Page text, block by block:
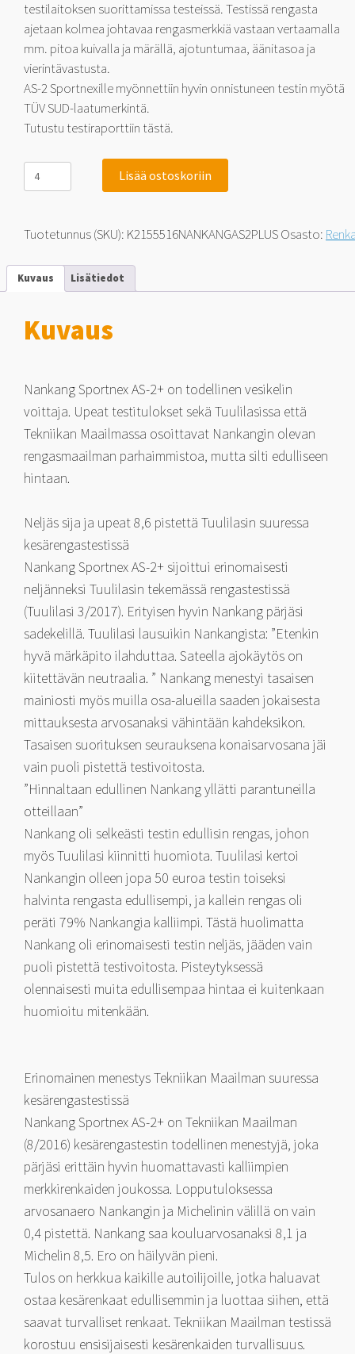
testilaitoksen suorittamissa testeissä. Testissä rengasta
ajetaan kolmea johtavaa rengasmerkkiä vastaan vertaamalla
mm. pitoa kuivalla ja märällä, ajotuntumaa, äänitasoa ja
vierintävastusta.
AS-2 Sportnexille myönnettiin hyvin onnistuneen testin myötä
TÜV SUD-laatumerkintä.
Tutustu testiraporttiin tästä.
Nankang
Sportnex
AS-
ja
testimenestys
215/55-
Lisää ostoskoriin
Tuotetunnus (SKU): K2155516NANKANGAS2PLUSOsasto:
Kuvaus Lisätiedot
Kuvaus
Nankang Sportnex AS-2+ on todellinen vesikelin
voittaja. Upeat testitulokset sekä Tuulilasissa että
Tekniikan Maailmassa osoittavat Nankangin olevan
rengasmaailman parhaimmistoa, mutta silti edulliseen
hintaan.
Neljäs sija ja upeat 8,6 pistettä Tuulilasin suuressa
kesärengastestissä
Nankang Sportnex AS-2+ sijoittui erinomaisesti
neljänneksi Tuulilasin tekemässä rengastestissä
(Tuulilasi 3/2017). Erityisen hyvin Nankang pärjäsi
sadekelillä. Tuulilasi lausuikin Nankangista: ”Etenkin
hyvä märkäpito ilahduttaa. Sateella ajokäytös on
kiitettävän neutraalia. ” Nankang menestyi tasaisen
mainiosti myös muilla osa-alueilla saaden jokaisesta
mittauksesta arvosanaksi vähintään kahdeksikon.
Tasaisen suorituksen seurauksena konaisarvosana jäi
vain puoli pistettä testivoitosta.
”Hinnaltaan edullinen Nankang yllätti parantuneilla
otteillaan”
Nankang oli selkeästi testin edullisin rengas, johon
myös Tuulilasi kiinnitti huomiota. Tuulilasi kertoi
Nankangin olleen jopa 50 euroa testin toiseksi
halvinta rengasta edullisempi, ja kallein rengas oli
peräti 79% Nankangia kalliimpi. Tästä huolimatta
Nankang oli erinomaisesti testin neljäs, jääden vain
puoli pistettä testivoitosta. Pisteytyksessä
olennaisesti muita edullisempaa hintaa ei kuitenkaan
huomioitu mitenkään.
Erinomainen menestys Tekniikan Maailman suuressa
kesärengastestissä
Nankang Sportnex AS-2+ on Tekniikan Maailman
(8/2016) kesärengastestin todellinen menestyjä, joka
pärjäsi erittäin hyvin huomattavasti kalliimpien
merkkirenkaiden joukossa. Lopputuloksessa
arvosanaero Nankangin ja Michelinin välillä on vain
0,4 pistettä. Nankang saa kouluarvosanaksi 8,1 ja
Michelin 8,5. Ero on häilyvän pieni.
Tulos on herkkua kaikille autoilijoille, jotka haluavat
ostaa kesärenkaat edullisemmin ja luottaa siihen, että
saavat turvalliset renkaat. Tekniikan Maailman testissä
korostuu ensisijaisesti kesärenkaiden turvallisuus.